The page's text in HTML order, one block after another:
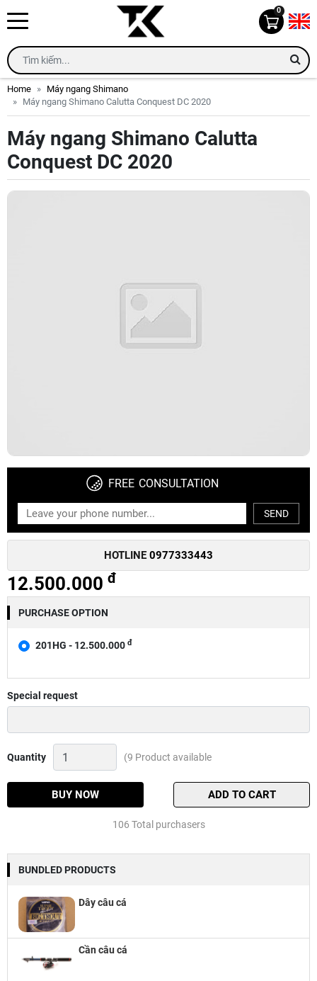
0
Home
Máy ngang Shimano
Máy ngang Shimano Calutta Conquest DC 2020
Máy ngang Shimano Calutta
Conquest DC 2020
FREE CONSULTATION
SEND
HOTLINE 0977333443
12.500.000 đ
PURCHASE OPTION
201HG - 12.500.000 đ
Special request
Quantity
Máy
ngang
Calutta
(9 Product available
BUY NOW ADD TO CART
106 Total purchasers
BUNDLED PRODUCTS
Dây câu cá
Cần câu cá